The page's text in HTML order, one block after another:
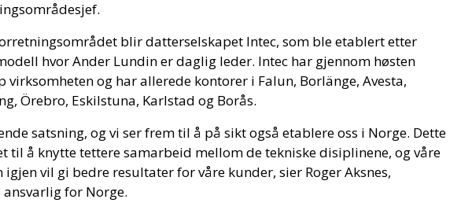
blir datterselskapet Intec, som ble etablert etter
hvor Ander Lundin er daglig leder. Intec har gjennom høsten
virksomheten og har allerede kontorer i Falun, Borlänge, Avesta,
Örebro, Eskilstuna, Karlstad og Borås.
satsning, og vi ser frem til å på sikt også etablere oss i Norge. Dette
til å knytte tettere samarbeid mellom de tekniske disiplinene, og våre
igjen vil gi bedre resultater for våre kunder, sier Roger Aksnes,
for Norge.